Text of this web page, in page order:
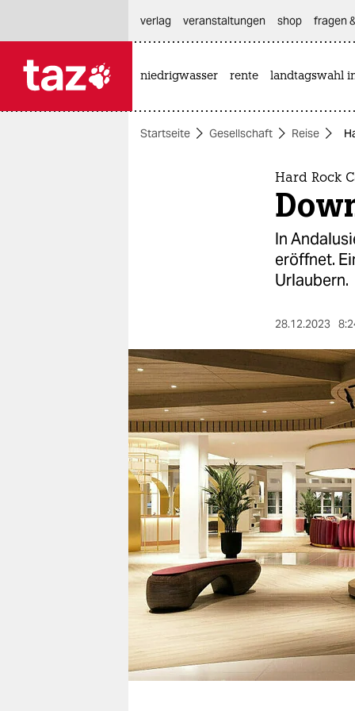
themen
berlin
nord
wahrheit
verlag
verlag
veranstaltungen
shop
fragen & hilfe
unterstützen
abo
genossenschaft
verlag
veranstaltungen shop fragen
niedrigwasser rente landtagswahl
Startseite Gesellschaft Reise
Hard Rock
In
eröffnet.
Urlaubern.
28.12.2023